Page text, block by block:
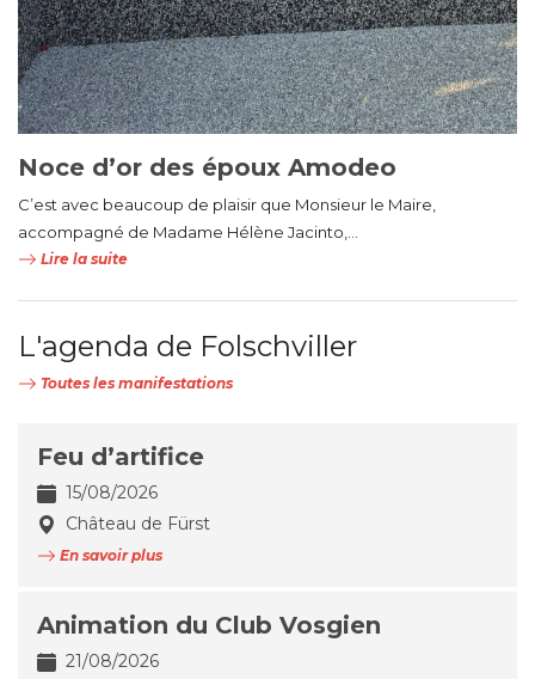
Noce d’or des époux Amodeo
C’est avec beaucoup de plaisir que Monsieur le Maire,
accompagné de Madame Hélène Jacinto,...
Lire la suite
L'agenda de Folschviller
Toutes les manifestations
Feu d’artifice
15/08/2026
Château de Fürst
En savoir plus
Animation du Club Vosgien
21/08/2026